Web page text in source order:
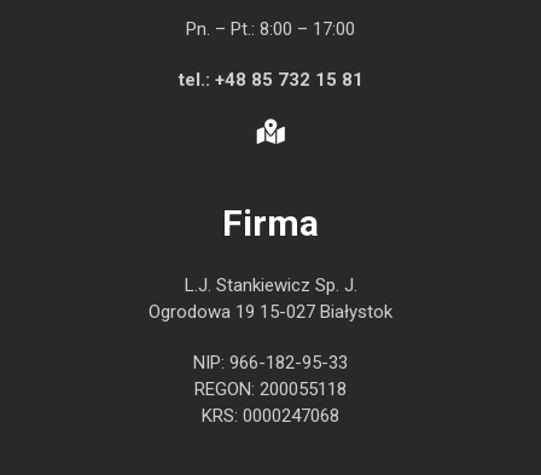
Pn. – Pt.: 8:00 – 17:00
tel.: +48 85 732 15 81
Firma
L.J. Stankiewicz Sp. J.
Ogrodowa 19 15-027 Białystok
NIP: 966-182-95-33
REGON: 200055118
KRS: 0000247068